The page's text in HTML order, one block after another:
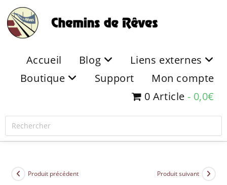
Accueil Blog
Liens externes
Boutique
Support
Mon compte
0 Article
0,0€
Produit précédent Produit suivant